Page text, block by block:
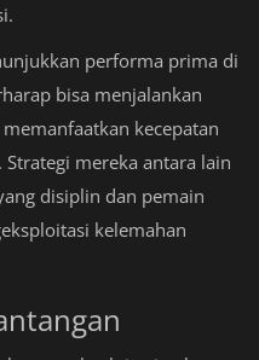
performa prima di
bisa menjalankan
kecepatan
mereka antara lain
disiplin dan pemain
kelemahan